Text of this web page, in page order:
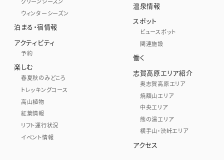
グリーンシーズン
ウィンターシーズン
泊まる・宿情報
アクティビティ
予約
楽しむ
春夏秋のみどころ
トレッキングコース
高山植物
紅葉情報
リフト運行状況
イベント情報
温泉情報
スポット
ビュースポット
関連施設
働く
志賀高原エリア紹介
奥志賀高原エリア
焼額山エリア
中央エリア
熊の湯エリア
横手山・渋峠エリア
アクセス